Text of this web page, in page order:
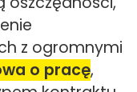
z ogromnymi
o pracę,